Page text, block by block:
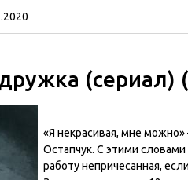
(сериал)
«Я некрасивая, мне
Остапчук. С этими
работу непричесанная,